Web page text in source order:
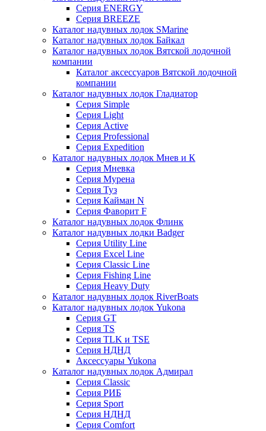
Серия ENERGY
Серия BREEZE
Каталог надувных лодок SMarine
Каталог надувных лодок Байкал
Каталог надувных лодок Вятской лодочной
компании
Каталог аксессуаров Вятской лодочной
компании
Каталог надувных лодок Гладиатор
Серия Simple
Серия Light
Серия Active
Серия Professional
Серия Expedition
Каталог надувных лодок Мнев и К
Серия Мневка
Серия Мурена
Серия Туз
Серия Кайман N
Серия Фаворит F
Каталог надувных лодок Флинк
Каталог надувных лодки Badger
Серия Utility Line
Серия Excel Line
Серия Classic Line
Серия Fishing Line
Серия Heavy Duty
Каталог надувных лодок RiverBoats
Каталог надувных лодок Yukona
Серия GT
Серия TS
Серия TLK и TSE
Серия НДНД
Аксессуары Yukona
Каталог надувных лодок Адмирал
Серия Classic
Серия РИБ
Серия Sport
Серия НДНД
Серия Comfort